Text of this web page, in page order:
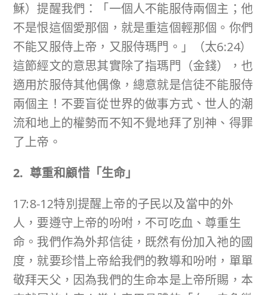
穌）提醒我們：「一個人不能服侍兩個主；他
不是恨這個愛那個，就是重這個輕那個。你們
不能又服侍上帝，又服侍瑪門。」（太6:24）
這節經文的意思其實除了指瑪門（金錢），也
適用於服侍其他偶像，總意就是信徒不能服侍
兩個主！不要盲從世界的做事方式、世人的潮
流和地上的權勢而不知不覺地拜了別神、得罪
了上帝。
2. 尊重和顧惜「生命」
17:8-12特別提醒上帝的子民以及當中的外
人，要遵守上帝的吩咐，不可吃血、尊重生
命。我們作為外邦信徒，既然有份加入祂的國
度，就要珍惜上帝給我們的教導和吩咐，單單
敬拜天父，因為我們的生命本是上帝所賜，本